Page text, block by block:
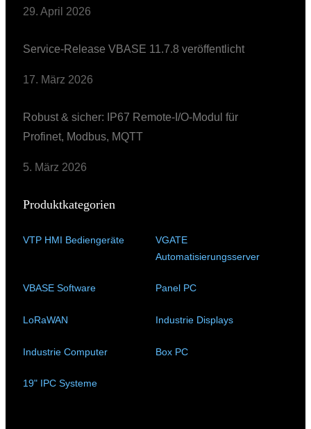
29. April 2026
Service-Release VBASE 11.7.8 veröffentlicht
17. März 2026
Robust & sicher: IP67 Remote-I/O-Modul für
Profinet, Modbus, MQTT
5. März 2026
Produktkategorien
VTP HMI Bediengeräte
VGATE
Automatisierungsserver
VBASE Software Panel PC
LoRaWAN Industrie Displays
Industrie Computer Box PC
19" IPC Systeme